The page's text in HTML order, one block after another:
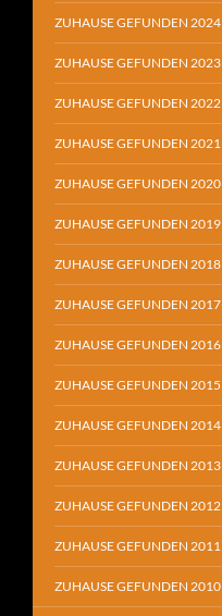
ZUHAUSE GEFUNDEN 2024
ZUHAUSE GEFUNDEN 2023
ZUHAUSE GEFUNDEN 2022
ZUHAUSE GEFUNDEN 2021
ZUHAUSE GEFUNDEN 2020
ZUHAUSE GEFUNDEN 2019
ZUHAUSE GEFUNDEN 2018
ZUHAUSE GEFUNDEN 2017
ZUHAUSE GEFUNDEN 2016
ZUHAUSE GEFUNDEN 2015
ZUHAUSE GEFUNDEN 2014
ZUHAUSE GEFUNDEN 2013
ZUHAUSE GEFUNDEN 2012
ZUHAUSE GEFUNDEN 2011
ZUHAUSE GEFUNDEN 2010